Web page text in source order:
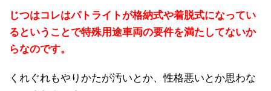
じつはコレはパトライトが格納式や着脱式になってい
るということで特殊用途車両の要件を満たしてないか
らなのです。
くれぐれもやりかたが汚いとか、性格悪いとか思わな